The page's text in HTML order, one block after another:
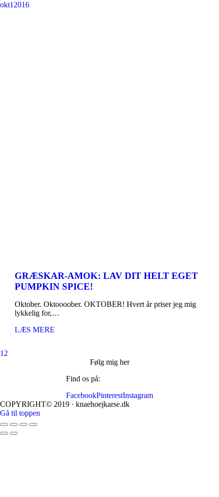
okt1 2016
GRÆSKAR-AMOK: LAV DIT HELT EGET
PUMPKIN SPICE!
Oktober. Oktoooober. OKTOBER! Hvert år priser jeg mig
lykkelig for,…
LÆS MERE
1 2
Følg mig her
Find os på:
FacebookPinterestInstagram
COPYRIGHT© 2019 · knaehoejkarse.dk
Gå til toppen